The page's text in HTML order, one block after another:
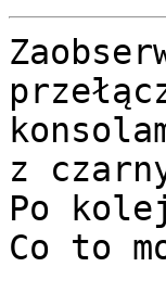
z
Po
Co to